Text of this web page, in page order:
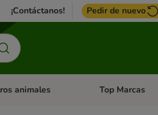
¡Contáctanos! Pedir de nuevo
Roedores y +
de categoria abierto: Pájaros
animales Menú de
Top Marcas